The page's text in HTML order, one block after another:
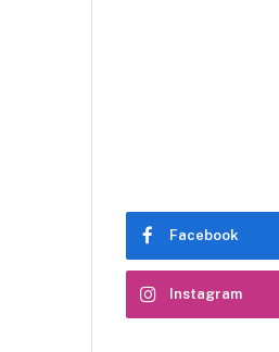
Facebook
Instagram